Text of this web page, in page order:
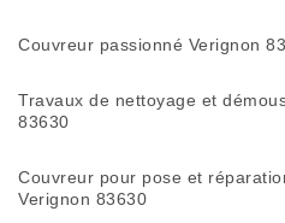
Couvreur passionné Verignon
Travaux de nettoyage et
83630
Couvreur pour pose et
Verignon 83630